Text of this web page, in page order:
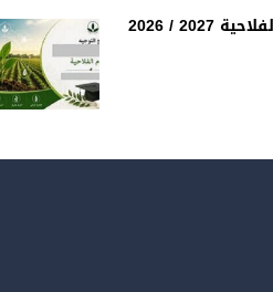
/ 2026